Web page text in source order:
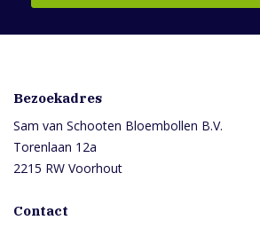
Bezoekadres
Sam van Schooten Bloembollen B.V.
Torenlaan 12a
2215 RW Voorhout
Contact